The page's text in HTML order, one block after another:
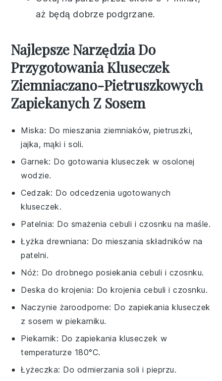
aż będą dobrze podgrzane.
Najlepsze Narzędzia Do
Przygotowania Kluseczek
Ziemniaczano-Pietruszkowych
Zapiekanych Z Sosem
Miska: Do mieszania ziemniaków, pietruszki,
jajka, mąki i soli.
Garnek: Do gotowania kluseczek w osolonej
wodzie.
Cedzak: Do odcedzenia ugotowanych
kluseczek.
Patelnia: Do smażenia cebuli i czosnku na maśle.
Łyżka drewniana: Do mieszania składników na
patelni.
Nóż: Do drobnego posiekania cebuli i czosnku.
Deska do krojenia: Do krojenia cebuli i czosnku.
Naczynie żaroodporne: Do zapiekania kluseczek
z sosem w piekarniku.
Piekarnik: Do zapiekania kluseczek w
temperaturze 180°C.
Łyżeczka: Do odmierzania soli i pieprzu.